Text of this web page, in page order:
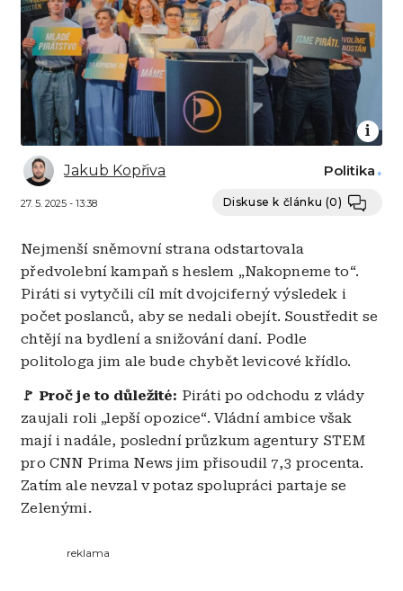
Jakub Kopřiva
27. 5. 2025 - 13:38
Politika
Diskuse k článku (0)
Nejmenší sněmovní strana odstartovala
předvolební kampaň s heslem „Nakopneme to“.
Piráti si vytyčili cíl mít dvojciferný výsledek i
počet poslanců, aby se nedali obejít. Soustředit se
chtějí na bydlení a snižování daní. Podle
politologa jim ale bude chybět levicové křídlo.
🚩 Proč je to důležité: Piráti po odchodu z vlády
zaujali roli „lepší opozice“. Vládní ambice však
mají i nadále, poslední průzkum agentury STEM
pro CNN Prima News jim přisoudil 7,3 procenta.
Zatím ale nevzal v potaz spolupráci partaje se
Zelenými.
reklama